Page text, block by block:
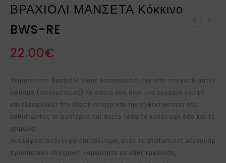
ΒΡΑΧΙΟΛΙ ΜΑΝΣΕΤΑ Κόκκινο
BWS-RE
22.00€
Χειροποίητο βραχιόλι πλισέ κατασκευασμένο από πτυχωτό σατέν
ύφασμα (πολυεστέρας) το οποίο του δίνει μια ελαφριά λάμψη
και εξασφαλίζει την ελαστικότητα και την ανθεκτικότητά του
καθιστώντας το μοντέρνο και άνετο τόσο το καλοκαίρι όσο και το
χειμώνα.
Ανάλαφρα, ανάγλυφα και τολμηρά, αυτά τα statement αξεσουάρ
προσθέτουν σύγχρονη κομψότητα σε κάθε εμφάνιση,